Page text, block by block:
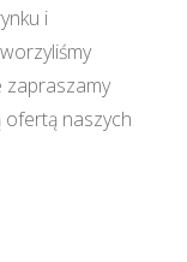
i
zapraszamy
ofertą naszych